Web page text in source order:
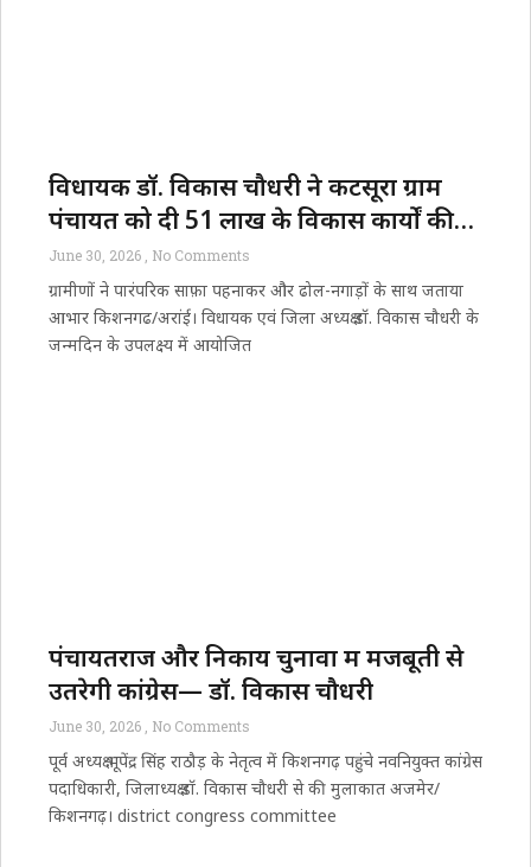
विधायक डॉ. विकास चौधरी ने कटसूरा ग्राम
पंचायत को दी ₹51 लाख के विकास कार्यों की
सौगात
June 30, 2026 No Comments
​ग्रामीणों ने पारंपरिक साफ़ा पहनाकर और ढोल-नगाड़ों के साथ जताया
आभार किशनगढ/​अरांई। विधायक एवं जिला अध्यक्ष डॉ. विकास चौधरी के
जन्मदिन के उपलक्ष्य में आयोजित
पंचायतराज और निकाय चुनावों में मजबूती से
उतरेगी कांग्रेस— डॉ. विकास चौधरी
June 30, 2026 No Comments
पूर्व अध्यक्ष भूपेंद्र सिंह राठौड़ के नेतृत्व में किशनगढ़ पहुंचे नवनियुक्त कांग्रेस
पदाधिकारी, जिलाध्यक्ष डॉ. विकास चौधरी से की मुलाकात अजमेर/
किशनगढ़। district congress committee